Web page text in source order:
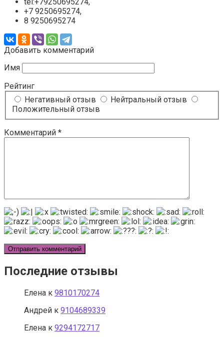
+7 9250695274,
8 9250695274
Добавить комментарий
Имя
Рейтинг
Негативный отзыв
Нейтральный отзыв
Положительный отзыв
Комментарий *
Последние отзывы
Елена к 9810170274
Андрей к 9104689339
Eлена к 9294172717